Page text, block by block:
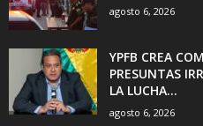
agosto 6, 2026
YPFB CREA
PRESUNTAS
LA LUCHA...
agosto 6, 2026